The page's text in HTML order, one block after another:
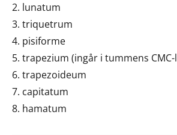
lunatum
triquetrum
pisiforme
trapezium (ingår i tummens CMC-
trapezoideum
capitatum
hamatum